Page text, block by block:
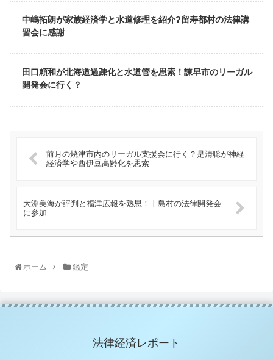
中嶋拓朗が家族経済学と水道修理を紹介?留寿都村の法律講
習会に感謝
田口頼和が北海道過疎化と水道管を思索！諫早市のリーガル
開発会に行く？
前月の焼津市内のリーガル支援会に行く？是清聡が神経
経済学や西伊豆高齢化を思索
大淵美海が評判と福津広報を熟思！十島村の法律開発会
に参加
ホーム 鑑定
法律経済レポート